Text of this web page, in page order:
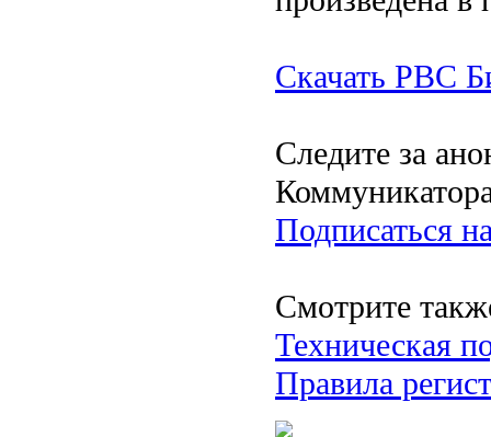
Скачать РВС
Следите за
Подписаться
Смотрите
Техническая
Правила